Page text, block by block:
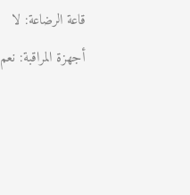
قاعة الرضاعة: لا
أجهزة المراقبة: نعم